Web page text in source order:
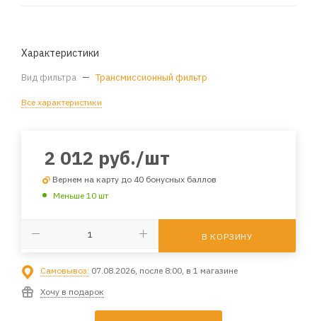
Характеристики
Вид фильтра — Трансмиссионный фильтр
Все характеристики
2 012 руб./шт
Вернем на карту до 40 бонусных баллов
Меньше 10 шт
В КОРЗИНУ
Самовывоз: 07.08.2026, после 8:00, в 1 магазине
Хочу в подарок